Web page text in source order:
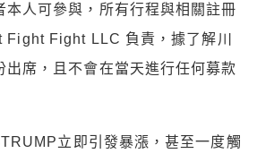
本人可參與，所有行程與相關註冊
Fight Fight LLC 負責，據了解川
出席，且不會在當天進行任何募款
立即引發暴漲，甚至一度觸